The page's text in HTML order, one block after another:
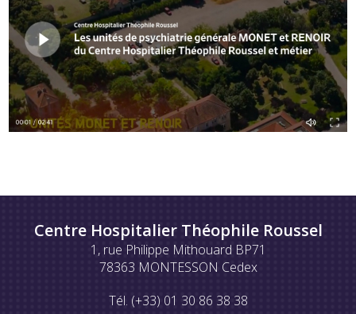
Centre Hospitalier Théophile Roussel
1, rue Philippe Mithouard BP71
78363 MONTESSON Cedex
Tél. (+33) 01 30 86 38 38